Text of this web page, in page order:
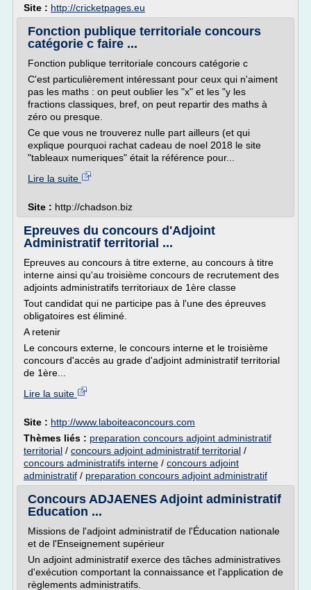
Site : http://cricketpages.eu
Fonction publique territoriale concours
catégorie c faire ...
Fonction publique territoriale concours catégorie c
C'est particulièrement intéressant pour ceux qui n'aiment
pas les maths : on peut oublier les "x" et les "y les
fractions classiques, bref, on peut repartir des maths à
zéro ou presque.
Ce que vous ne trouverez nulle part ailleurs (et qui
explique pourquoi rachat cadeau de noel 2018 le site
"tableaux numeriques" était la référence pour...
Lire la suite
Site : http://chadson.biz
Epreuves du concours d'Adjoint
Administratif territorial ...
Epreuves au concours à titre externe, au concours à titre
interne ainsi qu'au troisième concours de recrutement des
adjoints administratifs territoriaux de 1ère classe
Tout candidat qui ne participe pas à l'une des épreuves
obligatoires est éliminé.
A retenir
Le concours externe, le concours interne et le troisième
concours d'accès au grade d'adjoint administratif territorial
de 1ère...
Lire la suite
Site : http://www.laboiteaconcours.com
Thèmes liés : preparation concours adjoint administratif
territorial / concours adjoint administratif territorial /
concours administratifs interne / concours adjoint
administratif / preparation concours adjoint administratif
Concours ADJAENES Adjoint administratif
Education ...
Missions de l'adjoint administratif de l'Éducation nationale
et de l'Enseignement supérieur
Un adjoint administratif exerce des tâches administratives
d'exécution comportant la connaissance et l'application de
règlements administratifs.